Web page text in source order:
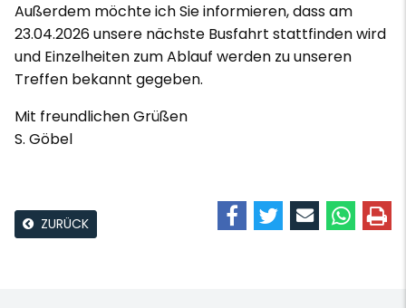
Außerdem möchte ich Sie informieren, dass am
23.04.2026 unsere nächste Busfahrt stattfinden wird
und Einzelheiten zum Ablauf werden zu unseren
Treffen bekannt gegeben.
Mit freundlichen Grüßen
S. Göbel
ZURÜCK